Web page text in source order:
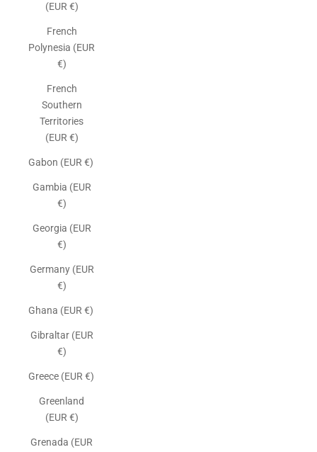
(EUR €)
French
Polynesia (EUR
€)
French
Southern
Territories
(EUR €)
Gabon (EUR €)
Gambia (EUR
€)
Georgia (EUR
€)
Germany (EUR
€)
Ghana (EUR €)
Gibraltar (EUR
€)
Greece (EUR €)
Greenland
(EUR €)
Grenada (EUR